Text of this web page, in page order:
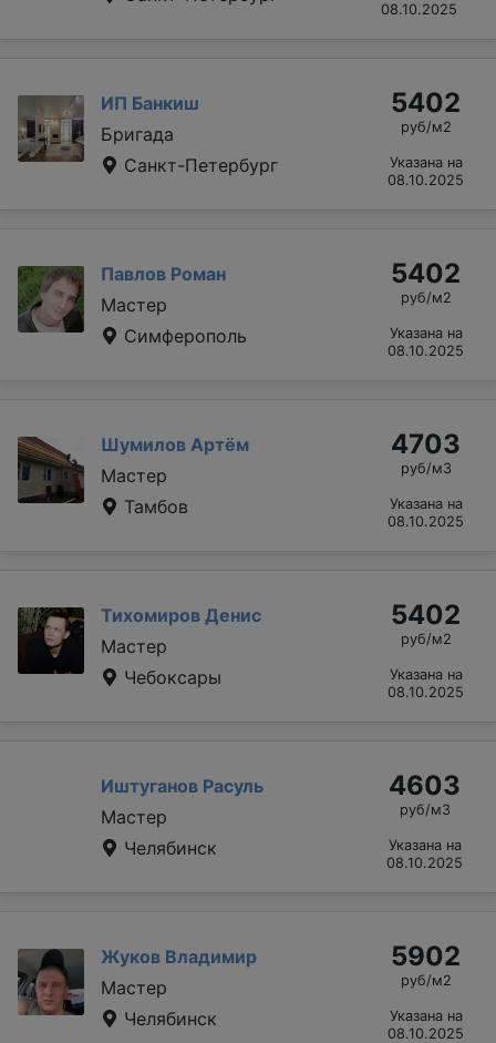
08.10.2025
ИП Банкиш
Бригада
Санкт-Петербург
5402
руб/м2
Указана на
08.10.2025
Павлов Роман
Мастер
Симферополь
5402
руб/м2
Указана на
08.10.2025
Шумилов Артём
Мастер
Тамбов
4703
руб/м3
Указана на
08.10.2025
Тихомиров Денис
Мастер
Чебоксары
5402
руб/м2
Указана на
08.10.2025
Иштуганов Расуль
Мастер
Челябинск
4603
руб/м3
Указана на
08.10.2025
Жуков Владимир
Мастер
Челябинск
5902
руб/м2
Указана на
08.10.2025